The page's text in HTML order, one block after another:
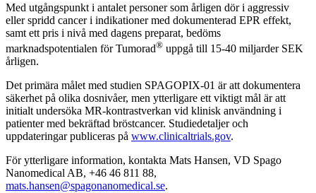
Med utgångspunkt i antalet personer som årligen dör i aggressiv
eller spridd cancer i indikationer med dokumenterad EPR effekt,
samt ett pris i nivå med dagens preparat, bedöms
marknadspotentialen för Tumorad® uppgå till 15-40 miljarder SEK
årligen.
Det primära målet med studien SPAGOPIX-01 är att dokumentera
säkerhet på olika dosnivåer, men ytterligare ett viktigt mål är att
initialt undersöka MR-kontrastverkan vid klinisk användning i
patienter med bekräftad bröstcancer. Studiedetaljer och
uppdateringar publiceras på www.clinicaltrials.gov.
För ytterligare information, kontakta Mats Hansen, VD Spago
Nanomedical AB, +46 46 811 88,
mats.hansen@spagonanomedical.se.